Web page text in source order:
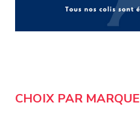
CHOIX PAR MARQUE